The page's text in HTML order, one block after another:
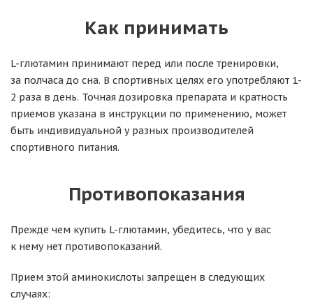
Как принимать
L-глютамин принимают перед или после тренировки,
за полчаса до сна. В спортивных целях его употребляют 1-
2 раза в день. Точная дозировка препарата и кратность
приемов указана в инструкции по применению, может
быть индивидуальной у разных производителей
спортивного питания.
Противопоказания
Прежде чем купить L-глютамин, убедитесь, что у вас
к нему нет противопоказаний.
Прием этой аминокислоты запрещен в следующих
случаях: